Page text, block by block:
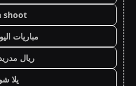
shoot
مباريات
ريال
يلا